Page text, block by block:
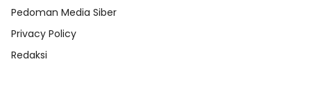
Pedoman Media Siber
Privacy Policy
Redaksi